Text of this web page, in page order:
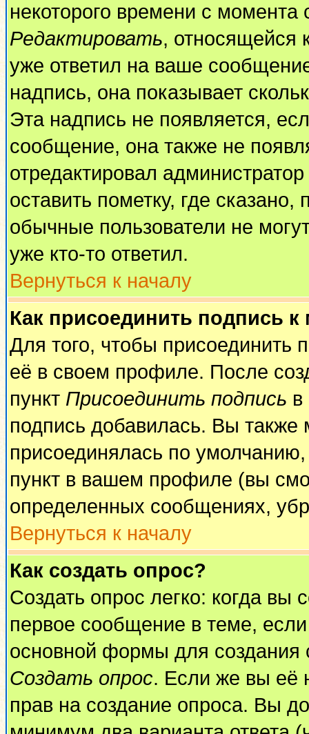
некоторого времени с
Редактировать, относящейся
уже ответил на ваше
надпись, она показывает
Эта надпись не появляется,
сообщение, она также не
отредактировал
оставить пометку, где
обычные пользователи не
уже кто-то ответил.
Вернуться к началу
Как присоединить подпись
Для того, чтобы присоединить
её в своем профиле. После
пункт Присоединить подпись
подпись добавилась. Вы также
присоединялась по
пункт в вашем профиле (вы
определенных сообщениях,
Вернуться к началу
Как создать опрос?
Создать опрос легко: когда вы
первое сообщение в теме,
основной формы для
Создать опрос. Если же вы её
прав на создание опроса. Вы